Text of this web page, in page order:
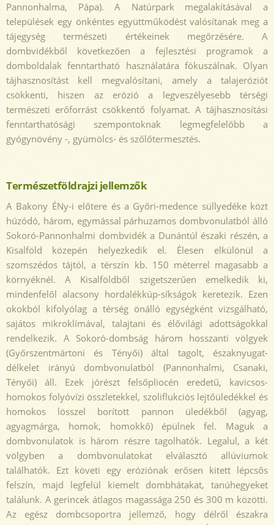
Pannonhalma, Pápa). A Natúrpark megalakításával a
települések egy önkéntes együttműködést valósítanak meg a
tájegység természeti értékeinek megőrzésére. A
dombvidékből következően a fejlesztési programok a
domboldalak fenntartható használatára fókuszálnak. Olyan
tájhasznosítást kell megvalósítani, amely a talajeróziót
csökkenti, hiszen az erózió a legveszélyesebb térségi
természeti erőforrást csökkentő folyamat. A tájhasznosítási
fenntarthatósági szempontoknak legmegfelelőbb a
gyógynövény -, gyümölcs- és szőlőtermesztés.
Természetföldrajzi jellemzők
A Bakony ÉNy-i előtere és a Győri-medence süllyedéke közt
húzódó, három, egymással párhuzamos dombvonulatból álló
Sokoró-Pannonhalmi dombvidék a Dunántúl északi részén, a
Kisalföld közepén helyezkedik el. Élesen elkülönül a
szomszédos tájtól, a térszín kb. 150 méterrel magasabb a
környéknél. A Kisalföldből szigetszerűen emelkedik ki,
mindenfelől alacsony hordalékkúp-síkságok keretezik. Ezen
okokból kifolyólag a térség önálló egységként vizsgálható,
sajátos mikroklímával, talajtani és élővilági adottságokkal
rendelkezik. A Sokoró-dombság három hosszanti völgyek
(Győrszentmártoni és Tényői) által tagolt, északnyugat-
délkelet irányú dombvonulatból (Pannonhalmi, Csanaki,
Tényői) áll. Ezek jórészt felsőpliocén eredetű, kavicsos-
homokos folyóvízi összletekkel, szoliflukciós lejtőüledékkel és
homokos lösszel borított pannon üledékből (agyag,
agyagmárga, homok, homokkő) épülnek fel. Maguk a
dombvonulatok is három részre tagolhatók. Legalul, a két
völgyben a dombvonulatokat elválasztó allúviumok
találhatók. Ezt követi egy eróziónak erősen kitett lépcsős
felszín, majd legfelül kiemelt dombhátakat, tanúhegyeket
találunk. A gerincek átlagos magassága 250 és 300 m közötti.
Az egész dombcsoportra jellemző, hogy délről északra